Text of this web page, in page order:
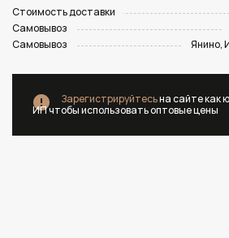
Стоимость доставки
Самовывоз
Самовывоз
Янино,
Зарегистрируйтесьна сайте как
ИП чтобы использовать оптовые цены